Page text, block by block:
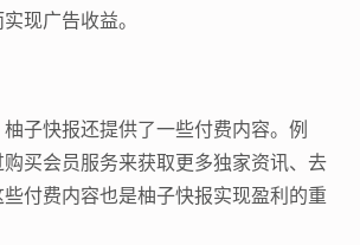
现广告收益。
子快报还提供了一些付费内容。例
买会员服务来获取更多独家资讯、去
付费内容也是柚子快报实现盈利的重